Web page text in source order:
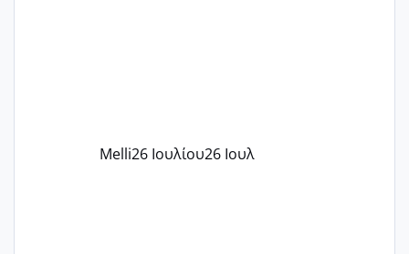
Εγώ πήγα σε έναν ιδιωτικό παιδικό στ
Melli26 Ιουλίου26 Ιουλ